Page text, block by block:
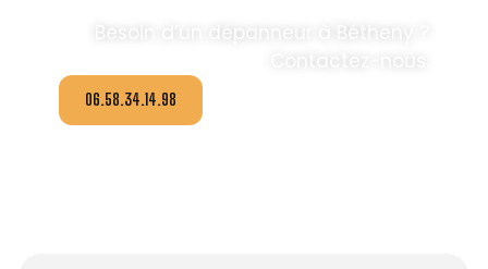
Besoin d’un dépanneur à Bétheny ?
06.58.34.14.98